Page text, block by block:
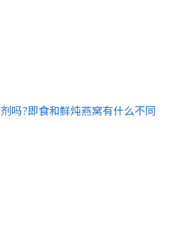
吗?即食和鲜炖燕窝有什么不同